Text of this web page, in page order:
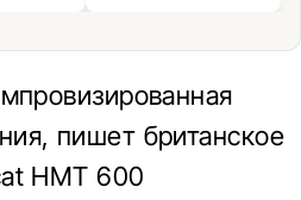
пишет британское
HMT 600